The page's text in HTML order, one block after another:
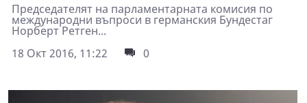
Председателят на парламентарната комисия по
международни въпроси в германския Бундестаг
Норберт Ретген...
18 Окт 2016, 11:22
0